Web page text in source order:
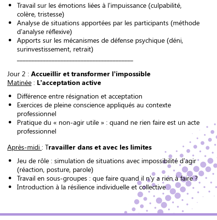
Travail sur les émotions liées à l’impuissance (culpabilité,
colère, tristesse)
Analyse de situations apportées par les participants (méthode
d’analyse réflexive)
Apports sur les mécanismes de défense psychique (déni,
surinvestissement, retrait)
Jour 2 : Accueillir et transformer l’impossible
Matinée : L’acceptation active
Différence entre résignation et acceptation
Exercices de pleine conscience appliqués au contexte
professionnel
Pratique du « non-agir utile » : quand ne rien faire est un acte
professionnel
Après-midi : Travailler dans et avec les limites
Jeu de rôle : simulation de situations avec impossibilité d’agir
(réaction, posture, parole)
Travail en sous-groupes : que faire quand il n’y a rien à faire ?
Introduction à la résilience individuelle et collective